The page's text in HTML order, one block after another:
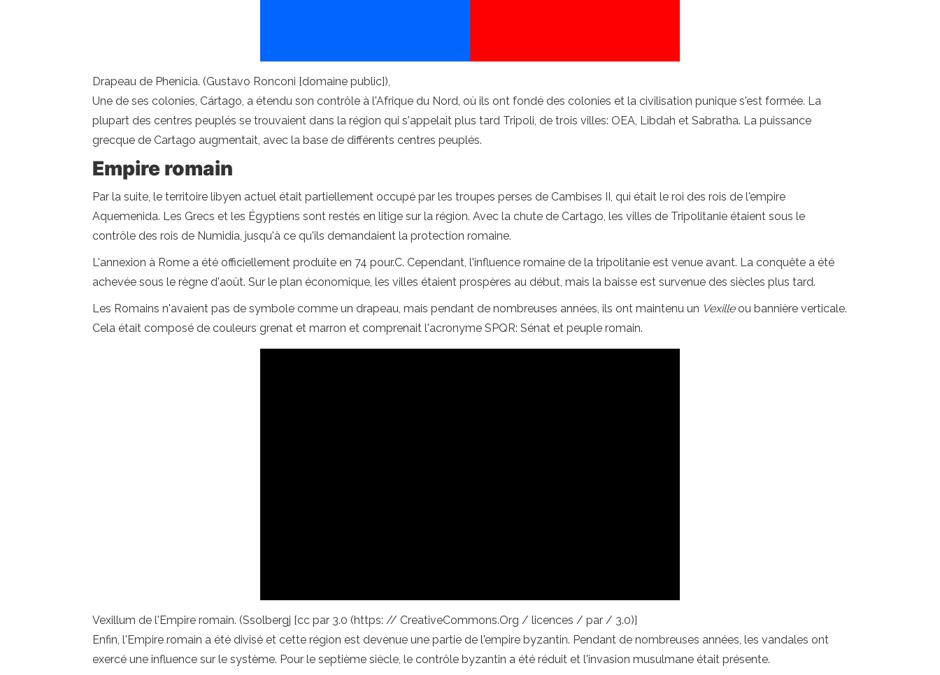
Drapeau de Phenicia. (Gustavo Ronconi [domaine public]),
Une de ses colonies, Cártago, a étendu son contrôle à l'Afrique du Nord, où ils ont fondé des colonies et la civilisation punique s'est formée. La
plupart des centres peuplés se trouvaient dans la région qui s'appelait plus tard Tripoli, de trois villes: OEA, Libdah et Sabratha. La puissance
grecque de Cartago augmentait, avec la base de différents centres peuplés.
Empire romain
Par la suite, le territoire libyen actuel était partiellement occupé par les troupes perses de Cambises II, qui était le roi des rois de l'empire
Aquemenida. Les Grecs et les Égyptiens sont restés en litige sur la région. Avec la chute de Cartago, les villes de Tripolitanie étaient sous le
contrôle des rois de Numidia, jusqu'à ce qu'ils demandaient la protection romaine.
L'annexion à Rome a été officiellement produite en 74 pour.C. Cependant, l'influence romaine de la tripolitanie est venue avant. La conquête a été
achevée sous le règne d'août. Sur le plan économique, les villes étaient prospères au début, mais la baisse est survenue des siècles plus tard.
Les Romains n'avaient pas de symbole comme un drapeau, mais pendant de nombreuses années, ils ont maintenu un Vexilleou bannière verticale.
Cela était composé de couleurs grenat et marron et comprenait l'acronyme SPQR: Sénat et peuple romain.
Vexillum de l'Empire romain. (Ssolbergj [cc par 3.0 (https: // CreativeCommons.Org / licences / par / 3.0)]
Enfin, l'Empire romain a été divisé et cette région est devenue une partie de l'empire byzantin. Pendant de nombreuses années, les vandales ont
exercé une influence sur le système. Pour le septième siècle, le contrôle byzantin a été réduit et l'invasion musulmane était présente.